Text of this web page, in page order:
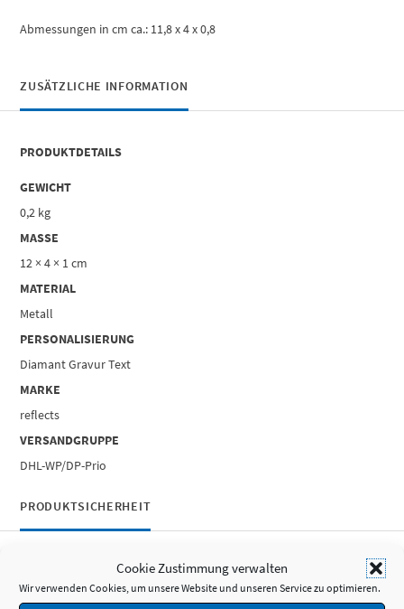
Cookie Zustimmung verwalten
Wir verwenden Cookies, um unsere Website und unseren Service zu optimieren.
Abmessungen in cm ca.: 11,8 x 4 x 0,8
ZUSÄTZLICHE INFORMATION
PRODUKTDETAILS
GEWICHT
0,2 kg
MASSE
12 × 4 × 1 cm
MATERIAL
Metall
PERSONALISIERUNG
Diamant Gravur Text
MARKE
reflects
VERSANDGRUPPE
DHL-WP/DP-Prio
PRODUKTSICHERHEIT
Produktsicherheit